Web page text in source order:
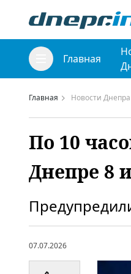
Главная
Главная Новости Днепра
По 10
Днепре 8
07.07.2026